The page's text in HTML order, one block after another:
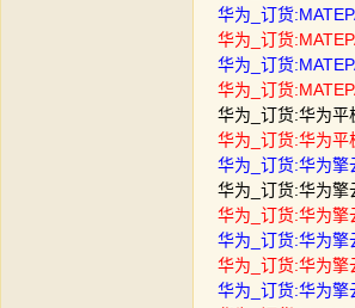
华为_订货
华为_订货
华为_订货
华为_订货
华为_订货:华为
华为_订货:华为
华为_订货:华为
华为_订货:华为
华为_订货:华为
华为_订货:华为
华为_订货:华为
华为_订货:华为